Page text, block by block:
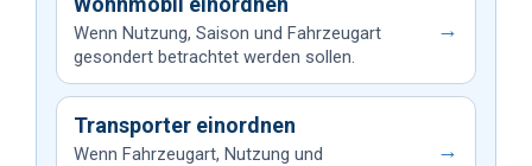
Wenn Nutzung, Saison und Fahrzeugart
gesondert betrachtet werden sollen.
→
Transporter einordnen
Wenn Fahrzeugart, Nutzung und
→